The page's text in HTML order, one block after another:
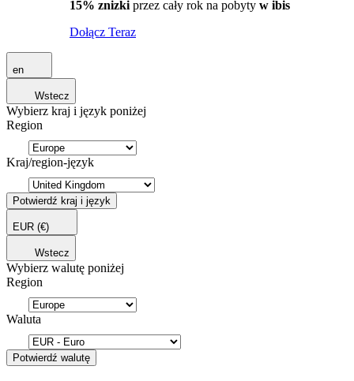
15% znizki przez cały rok na pobyty w ibis
Dołącz Teraz
en
Wstecz
Wybierz kraj i język poniżej
Region
Kraj/region-język
Potwierdź kraj i język
EUR (€)
Wstecz
Wybierz walutę poniżej
Region
Waluta
Potwierdź walutę